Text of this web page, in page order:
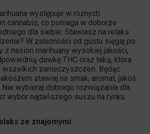
występuje w różnych
cannabis, co pomaga w doborze
dla siebie. Stawiasz na relaks
W zależności od gustu sięgaj po
z nasion marihuany wysokiej jakości,
dawkę THC oraz taką, która
wszelkich zanieczyszczeń. Będąc
stawiaj na smak, aromat, jakoś
Nie wybieraj dobrego rozwiązania dla
wybór najtańszego suszu na rynku.
ze znajomymi